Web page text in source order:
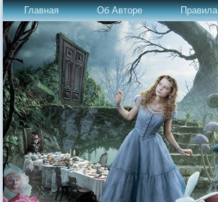
Главная Об Авторе Правила